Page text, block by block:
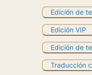
Edición de
Edición VIP
Edición de
Traducción